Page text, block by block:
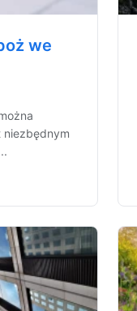
we
niezbędnym